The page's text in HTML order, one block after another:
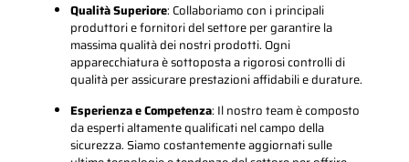
Qualità Superiore: Collaboriamo con i principali
produttori e fornitori del settore per garantire la
massima qualità dei nostri prodotti. Ogni
apparecchiatura è sottoposta a rigorosi controlli di
qualità per assicurare prestazioni affidabili e durature.
Esperienza e Competenza: Il nostro team è composto
da esperti altamente qualificati nel campo della
sicurezza. Siamo costantemente aggiornati sulle